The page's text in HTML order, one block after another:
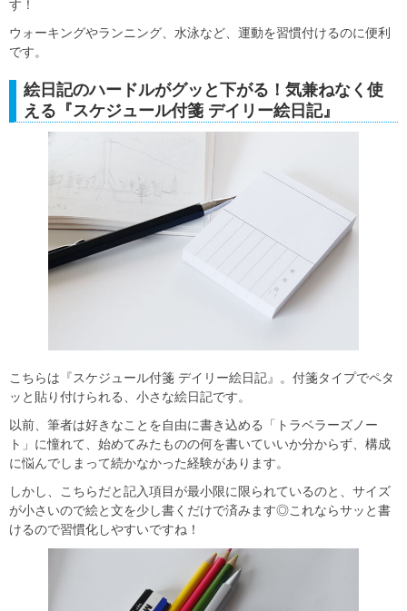
す！
ウォーキングやランニング、水泳など、運動を習慣付けるのに便利
です。
絵日記のハードルがグッと下がる！気兼ねなく使
える『スケジュール付箋 デイリー絵日記』
こちらは『スケジュール付箋 デイリー絵日記』。付箋タイプでペタ
ッと貼り付けられる、小さな絵日記です。
以前、筆者は好きなことを自由に書き込める「トラベラーズノー
ト」に憧れて、始めてみたものの何を書いていいか分からず、構成
に悩んでしまって続かなかった経験があります。
しかし、こちらだと記入項目が最小限に限られているのと、サイズ
が小さいので絵と文を少し書くだけで済みます◎これならサッと書
けるので習慣化しやすいですね！